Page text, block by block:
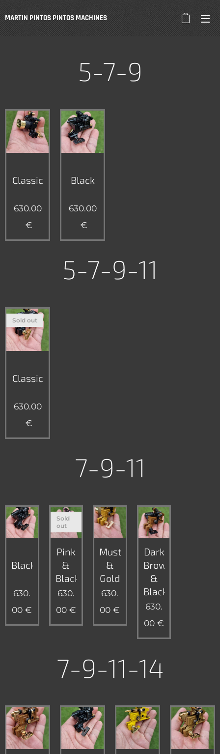
MARTIN PINTOS PINTOS MACHINES
5-7-9
Classic
630.00
€
Black
630.00
€
5-7-9-11
Classic
Sold out
630.00
€
7-9-11
Black
630.
00 €
Pink
&
Black
Sold
out
630.
00€
Mustard
&
Gold
630.
00 €
Dark
Brown
&
Black
630.
00 €
7-9-11-14